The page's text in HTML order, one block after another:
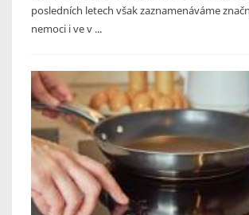
posledních letech však zaznamenáváme
nemoci i ve v ...